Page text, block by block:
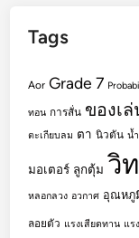
Tags
Aor Grade 7
ทอน การสั่น ของเ
ตะเกียบลม ตา นิวตัน น้ำ
มอเตอร์ ลูกตุ้ม วิ
หลอกลวง อวกาศ อุณหภู
ลอยตัว แรงเสียดทาน แร